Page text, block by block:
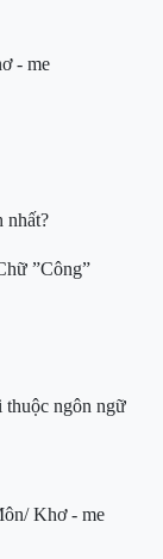
- me
nhất?
”Công”
thuộc ngôn ngữ
Khơ- me